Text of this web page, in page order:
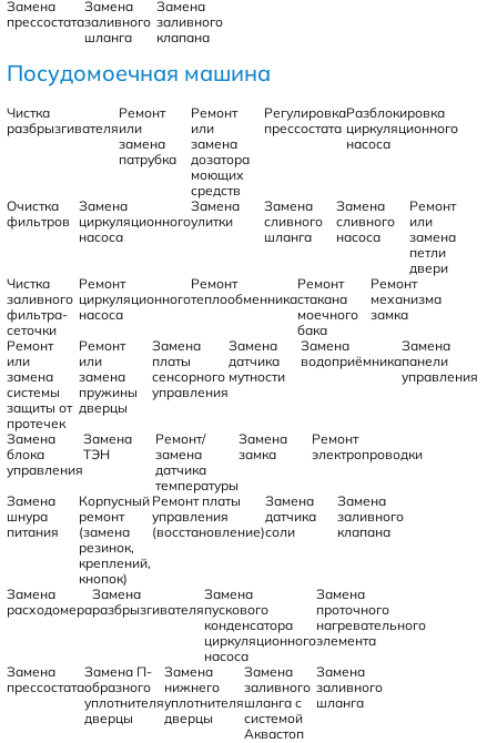
Замена
прессостата
Замена
заливного
шланга
Замена
заливного
клапана
Посудомоечная машина
Чистка
разбрызгивателя
Ремонт
или
замена
патрубка
Ремонт
или
замена
дозатора
моющих
средств
Регулировка
прессостата
Разблокировка
циркуляционного
насоса
Очистка
фильтров
Замена
циркуляционного
насоса
Замена
улитки
Замена
сливного
шланга
Замена
сливного
насоса
Ремонт
или
замена
петли
двери
Чистка
заливного
фильтра-
сеточки
Ремонт
циркуляционного
насоса
Ремонт
теплообменника
Ремонт
стакана
моечного
бака
Ремонт
механизма
замка
Ремонт
или
замена
системы
защиты от
протечек
Ремонт
или
замена
пружины
дверцы
Замена
платы
сенсорного
управления
Замена
датчика
мутности
Замена
водоприёмника
Замена
панели
управления
Замена
блока
управления
Замена
ТЭН
Ремонт/
замена
датчика
температуры
Замена
замка
Ремонт
электропроводки
Замена
шнура
питания
Корпусный
ремонт
(замена
резинок,
креплений,
кнопок)
Ремонт платы
управления
(восстановление)
Замена
датчика
соли
Замена
заливного
клапана
Замена
расходомера
Замена
разбрызгивателя
Замена
пускового
конденсатора
циркуляционного
насоса
Замена
проточного
нагревательного
элемента
Замена
прессостата
Замена П-
образного
уплотнителя
дверцы
Замена
нижнего
уплотнителя
дверцы
Замена
заливного
шланга с
системой
Аквастоп
Замена
заливного
шланга